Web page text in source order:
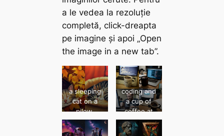
a le vedea la rezoluție
completă, click-dreapta
pe imagine și apoi „Open
the image in a new tab”.
a sleeping
cat on a
pilow,
autumn
day,
coding and
a cup of
coffee at
the office
–ar 1:1